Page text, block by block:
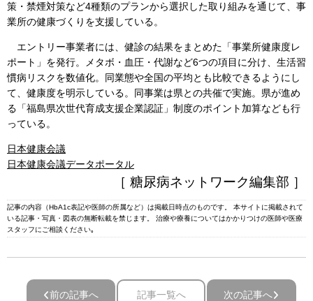
策・禁煙対策など4種類のプランから選択した取り組みを通じて、事
業所の健康づくりを支援している。
エントリー事業者には、健診の結果をまとめた「事業所健康度レ
ポート」を発行。メタボ・血圧・代謝など6つの項目に分け、生活習
慣病リスクを数値化。同業態や全国の平均とも比較できるようにし
て、健康度を明示している。同事業は県との共催で実施。県が進め
る「福島県次世代育成支援企業認証」制度のポイント加算なども行
っている。
日本健康会議
日本健康会議データポータル
［ 糖尿病ネットワーク編集部 ］
記事の内容（HbA1c表記や医師の所属など）は掲載日時点のものです。 本サイトに掲載されて
いる記事・写真・図表の無断転載を禁じます。 治療や療養についてはかかりつけの医師や医療
スタッフにご相談ください｡
前の記事へ 記事一覧へ 次の記事へ